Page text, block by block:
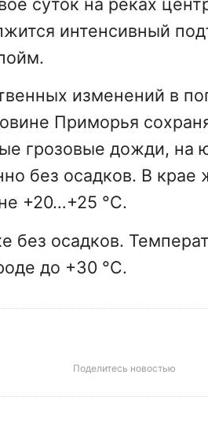
интенсивный
изменений в
Приморья
грозовые дожди, на
без осадков. В крае
+20…+25 °С.
без осадков.
до +30 °С.
Поделитесь новостью